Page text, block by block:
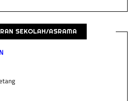
SEKOLAH/ASRAMA